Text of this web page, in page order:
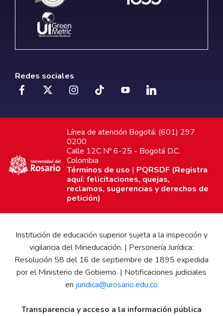
Redes sociales
Línea de atención Bogotá: (601) 297
0200
Calle 12C Nº 6-25 - Bogotá D.C.
Colombia
Términos de uso | PQRSDF (Registra
aquí: felicitaciones, quejas,
reclamos, sugerencias y derechos de
petición)
Institución de educación superior sujeta a la inspección y
vigilancia del Mineducación. | Personería Jurídica:
Resolución 58 del 16 de septiembre de 1895 expedida
por el Ministerio de Gobierno. | Notificaciones judiciales
en juridica@urosario.edu.co
Transparencia y acceso a la información pública